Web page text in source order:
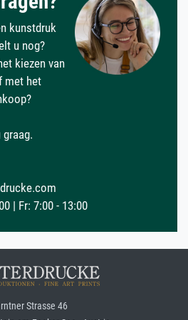
kunstdruk
u nog?
kiezen van
met het
graag.
| Fr: 7:00 - 13:00
Strasse 46